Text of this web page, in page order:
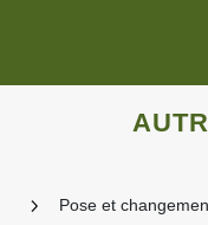
Pose et